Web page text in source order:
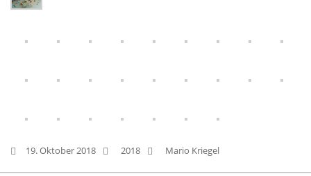
19. Oktober 2018 2018 Mario Kriegel